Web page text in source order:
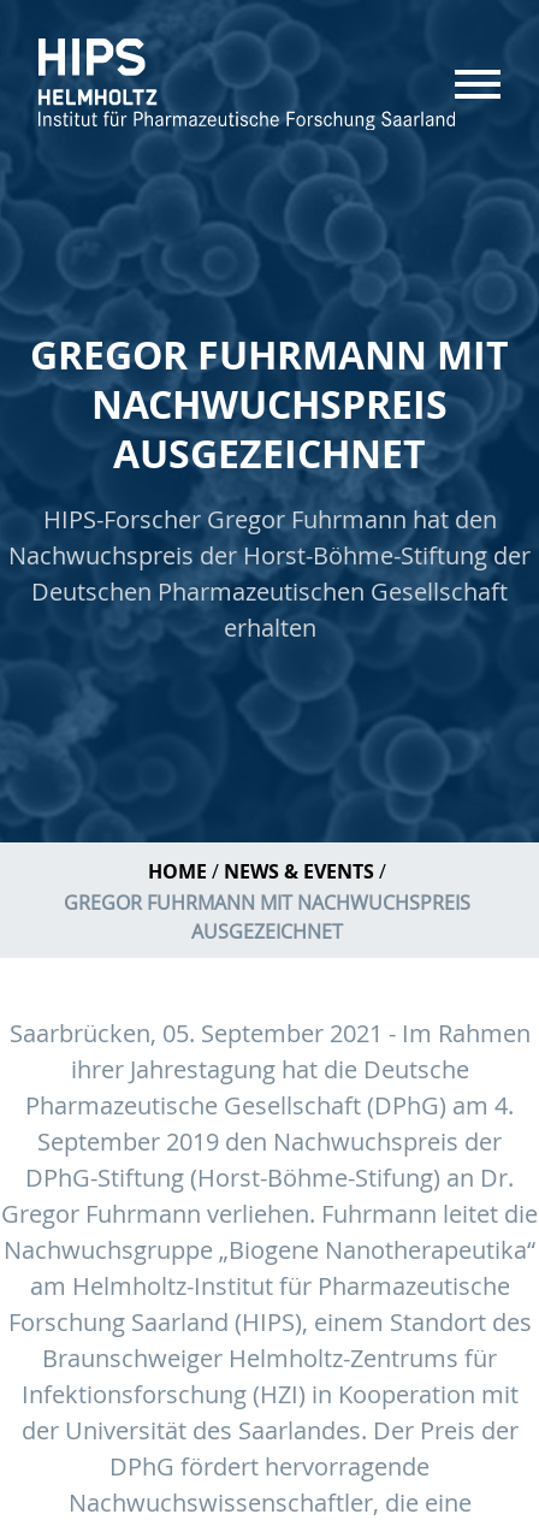
MENU
GREGOR FUHRMANN MIT
NACHWUCHSPREIS
AUSGEZEICHNET
HIPS-Forscher Gregor Fuhrmann hat den
Nachwuchspreis der Horst-Böhme-Stiftung der
Deutschen Pharmazeutischen Gesellschaft
erhalten
HOME
NEWS & EVENTS
GREGOR FUHRMANN MIT NACHWUCHSPREIS
AUSGEZEICHNET
Saarbrücken, 05. September 2021 - Im Rahmen
ihrer Jahrestagung hat die Deutsche
Pharmazeutische Gesellschaft (DPhG) am 4.
September 2019 den Nachwuchspreis der
DPhG-Stiftung (Horst-Böhme-Stifung) an Dr.
Gregor Fuhrmann verliehen. Fuhrmann leitet die
Nachwuchsgruppe „Biogene Nanotherapeutika“
am Helmholtz-Institut für Pharmazeutische
Forschung Saarland (HIPS), einem Standort des
Braunschweiger Helmholtz-Zentrums für
Infektionsforschung (HZI) in Kooperation mit
der Universität des Saarlandes. Der Preis der
DPhG fördert hervorragende
Nachwuchswissenschaftler, die eine